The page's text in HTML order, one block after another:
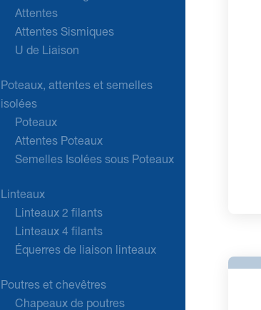
Attentes
Attentes Sismiques
U de Liaison
Poteaux, attentes et semelles
isolées
Poteaux
Attentes Poteaux
Semelles Isolées sous Poteaux
Linteaux
Linteaux 2 filants
Linteaux 4 filants
Équerres de liaison linteaux
Poutres et chevêtres
Chapeaux de poutres